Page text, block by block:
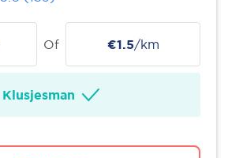
Of €1.5/km
Klusjesman